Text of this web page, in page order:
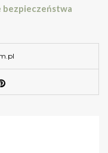
bezpieczeństwa